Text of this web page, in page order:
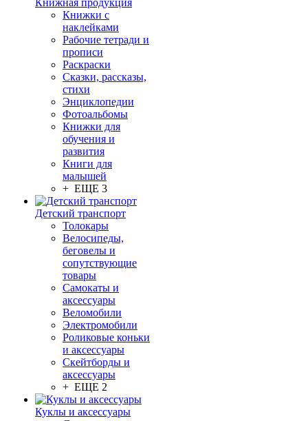
Книжная продукция
Книжки с
наклейками
Рабочие тетради и
прописи
Раскраски
Сказки, рассказы,
стихи
Энциклопедии
Фотоальбомы
Книжки для
обучения и
развития
Книги для
малышей
+ ЕЩЕ 3
Детский транспорт
Толокары
Велосипеды,
беговелы и
сопутствующие
товары
Самокаты и
аксессуары
Веломобили
Электромобили
Роликовые коньки
и аксессуары
Скейтборды и
аксессуары
+ ЕЩЕ 2
Куклы и аксессуары